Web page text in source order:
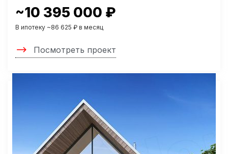
~10 395 000 ₽
В ипотеку ~86 625 ₽ в месяц
Посмотреть проект